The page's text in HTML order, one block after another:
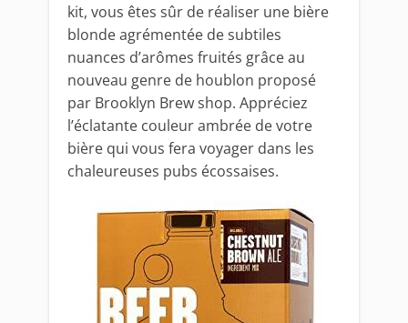
kit, vous êtes sûr de réaliser une bière
blonde agrémentée de subtiles
nuances d’arômes fruités grâce au
nouveau genre de houblon proposé
par Brooklyn Brew shop. Appréciez
l’éclatante couleur ambrée de votre
bière qui vous fera voyager dans les
chaleureuses pubs écossaises.